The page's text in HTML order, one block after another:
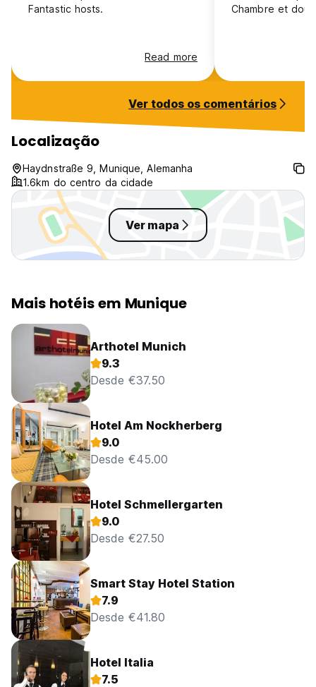
Fantastic hosts.
Read more
Chambre et
Ver todos os comentários
Localização
Haydnstraße 9, Munique, Alemanha
1.6km do centro da cidade
Ver mapa
Mais hotéis em Munique
Arthotel Munich
9.3
Desde €37.50
Hotel Am Nockherberg
9.0
Desde €45.00
Hotel Schmellergarten
9.0
Desde €27.50
Smart Stay Hotel Station
7.9
Desde €41.80
Hotel Italia
7.5